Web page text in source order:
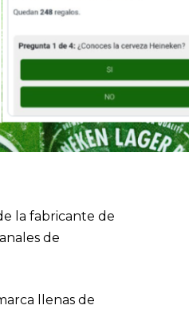
la fabricante de
de
llenas de